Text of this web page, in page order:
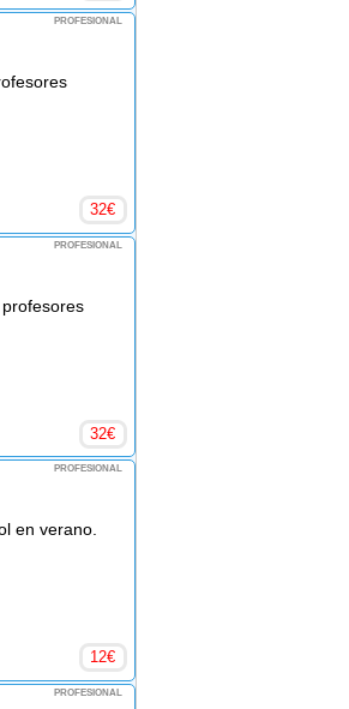
PROFESIONAL
32€
PROFESIONAL
32€
PROFESIONAL
en verano.
12€
PROFESIONAL